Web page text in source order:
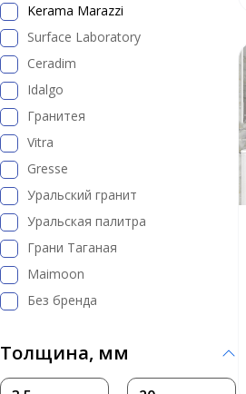
Kerama Marazzi
Surface Laboratory
Ceradim
Idalgo
Гранитея
Vitra
Gresse
Уральский гранит
Уральская палитра
Грани Таганая
Maimoon
Без бренда
Толщина, мм